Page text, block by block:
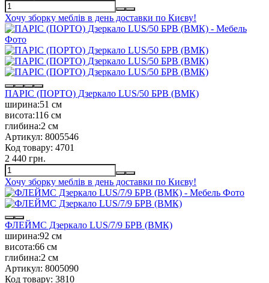
Хочу зборку меблів в день доставки по Києву!
ПАРІС (ПОРТО) Дзеркало LUS/50 БРВ (ВМК)
ширина:51 см
висота:116 см
глибина:2 см
Артикул: 8005546
Код товару: 4701
2 440 грн.
Хочу зборку меблів в день доставки по Києву!
ФЛЕЙМС Дзеркало LUS/7/9 БРВ (ВМК)
ширина:92 см
висота:66 см
глибина:2 см
Артикул: 8005090
Код товару: 3810